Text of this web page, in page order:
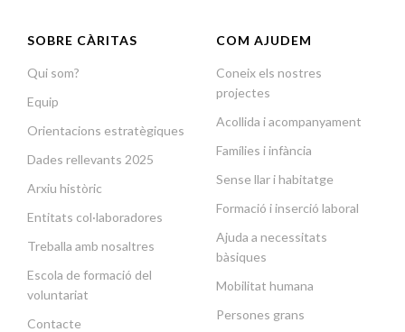
SOBRE CÀRITAS
Qui som?
Equip
Orientacions estratègiques
Dades rellevants 2025
Arxiu històric
Entitats col·laboradores
Treballa amb nosaltres
Escola de formació del
voluntariat
Contacte
COM AJUDEM
Coneix els nostres
projectes
Acollida i acompanyament
Famílies i infància
Sense llar i habitatge
Formació i inserció laboral
Ajuda a necessitats
bàsiques
Mobilitat humana
Persones grans